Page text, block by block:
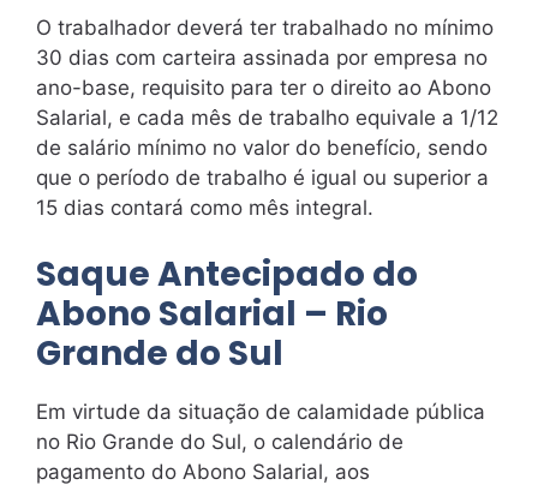
O trabalhador deverá ter trabalhado no mínimo
30 dias com carteira assinada por empresa no
ano-base, requisito para ter o direito ao Abono
Salarial, e cada mês de trabalho equivale a 1/12
de salário mínimo no valor do benefício, sendo
que o período de trabalho é igual ou superior a
15 dias contará como mês integral.
Saque Antecipado do
Abono Salarial – Rio
Grande do Sul
Em virtude da situação de calamidade pública
no Rio Grande do Sul, o calendário de
pagamento do Abono Salarial, aos